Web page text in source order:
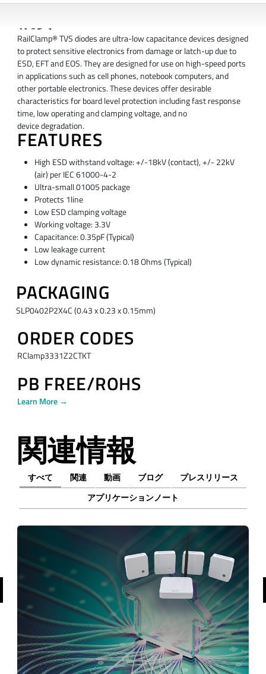
RailClamp® TVS diodes are ultra-low capacitance devices designed
to protect sensitive electronics from damage or latch-up due to
ESD, EFT and EOS. They are designed for use on high-speed ports
in applications such as cell phones, notebook computers, and
other portable electronics. These devices offer desirable
characteristics for board level protection including fast response
time, low operating and clamping voltage, and no
device degradation.
FEATURES
High ESD withstand voltage: +/-18kV (contact), +/- 22kV
(air) per IEC 61000-4-2
Ultra-small 01005 package
Protects 1line
Low ESD clamping voltage
Working voltage: 3.3V
Capacitance: 0.35pF (Typical)
Low leakage current
Low dynamic resistance: 0.18 Ohms (Typical)
PACKAGING
SLP0402P2X4C (0.43 x 0.23 x 0.15mm)
ORDER CODES
RClamp3331Z2CTKT
PB FREE/ROHS
Learn More →
関連情報
すべて 関連 動画 ブログ
プレスリリース
アプリケーションノート